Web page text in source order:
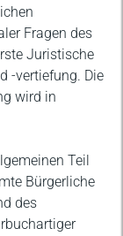
Fragen des
Juristische
-vertiefung. Die
wird in
Teil
Bürgerliche
des